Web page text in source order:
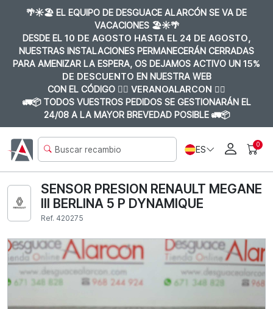
🌴☀️🏖️ EL EQUIPO DE DESGUACE ALARCÓN SE VA DE
VACACIONES 🏖️☀️🌴
DESDE EL 10 DE AGOSTO HASTA EL 24 DE AGOSTO,
NUESTRAS INSTALACIONES PERMANECERÁN CERRADAS
PARA AMENIZAR LA ESPERA, OS DEJAMOS ACTIVO UN 15%
DE DESCUENTO EN NUESTRA WEB
CON EL CÓDIGO 👉🏼 VERANOALARCON 👈🏼
🚛📦 TODOS VUESTROS PEDIDOS SE GESTIONARÁN EL
24/08 A LA MAYOR BREVEDAD POSIBLE 🚛📦
ES 0
SENSOR PRESION RENAULT MEGANE
III BERLINA 5 P DYNAMIQUE
Ref. 420275